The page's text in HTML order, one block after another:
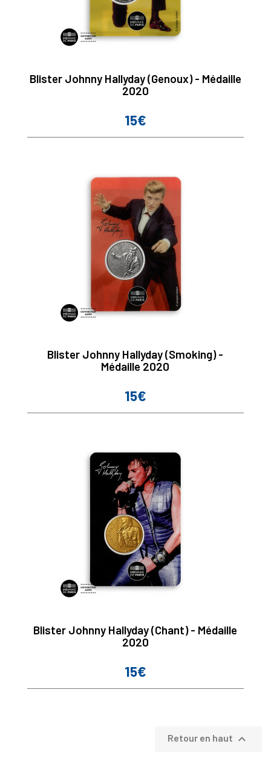
Blister Johnny Hallyday (Genoux) - Médaille
2020
Prix
15€
Blister Johnny Hallyday (Smoking) -
Médaille 2020
Prix
15€
Blister Johnny Hallyday (Chant) - Médaille
2020
Prix
15€
Retour en haut 